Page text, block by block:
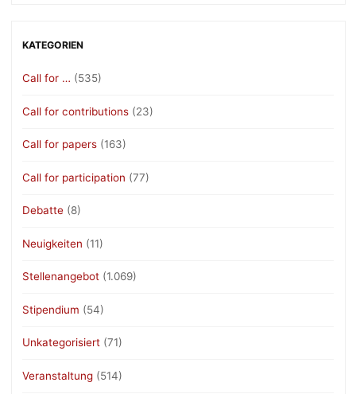
KATEGORIEN
Call for … (535)
Call for contributions (23)
Call for papers (163)
Call for participation (77)
Debatte (8)
Neuigkeiten (11)
Stellenangebot (1.069)
Stipendium (54)
Unkategorisiert (71)
Veranstaltung (514)